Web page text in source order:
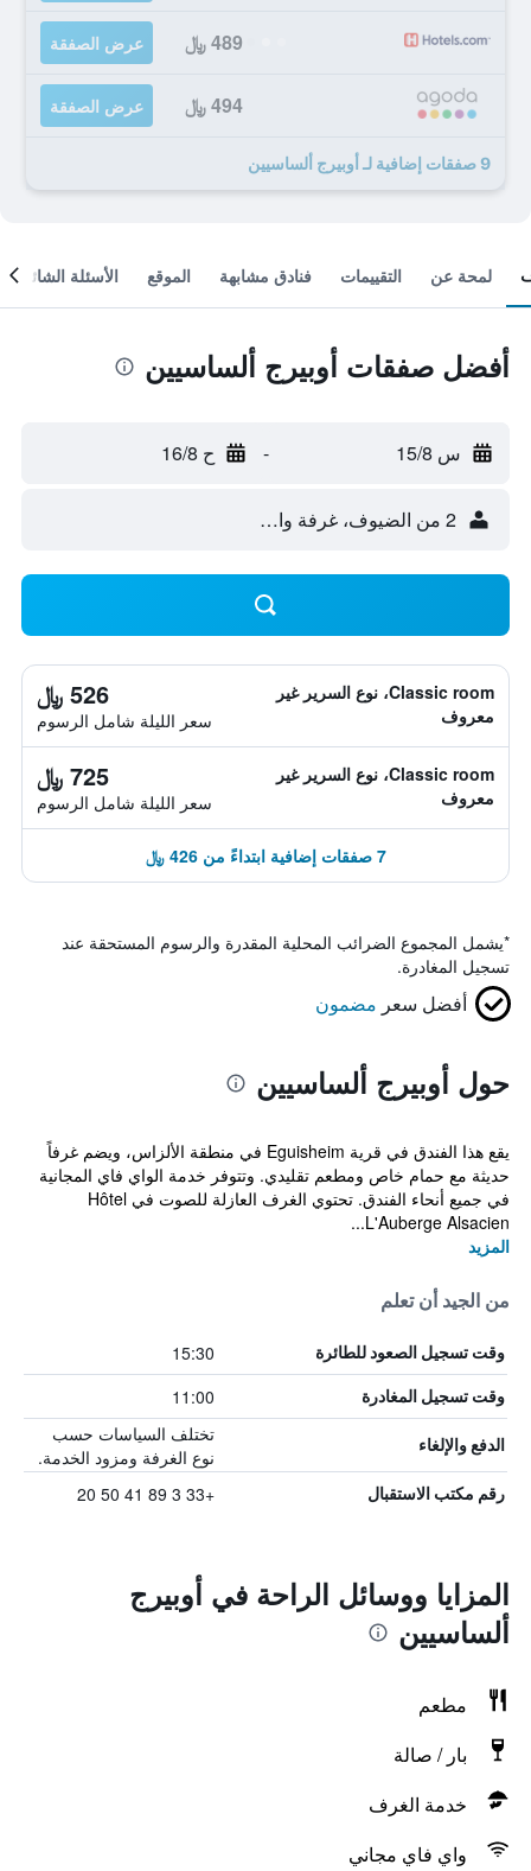
489 ﷼ عرض الصفقة
494 ﷼ عرض الصفقة
9 صفقات إضافية لـ أوبيرج ألساسيين
لمحة عن التقييمات فنادق مشابهة الموقع الأسئلة الشائعة
أفضل صفقات أوبيرج ألساسيين
س 15/8 - ح 16/8
2 من الضيوف، غرفة واحدة
Classic room، نوع السرير غير
معروف
526 ﷼
سعر الليلة شامل الرسوم
Classic room، نوع السرير غير
معروف
725 ﷼
سعر الليلة شامل الرسوم
7 صفقات إضافية ابتداءً من 426 ﷼
*يشمل المجموع الضرائب المحلية المقدرة والرسوم المستحقة عند
تسجيل المغادرة.
أفضل سعر مضمون
حول أوبيرج ألساسيين
يقع هذا الفندق في قرية Eguisheim في منطقة الألزاس، ويضم غرفاً
حديثة مع حمام خاص ومطعم تقليدي. وتتوفر خدمة الواي فاي المجانية
في جميع أنحاء الفندق. تحتوي الغرف العازلة للصوت في Hôtel
L'Auberge Alsacien...
المزيد
من الجيد أن تعلم
وقت تسجيل الصعود للطائرة 15:30
وقت تسجيل المغادرة 11:00
الدفع والإلغاء
تختلف السياسات حسب
نوع الغرفة ومزود الخدمة.
رقم مكتب الاستقبال +33 3 89 41 50 20
المزايا ووسائل الراحة في أوبيرج
ألساسيين
مطعم
بار / صالة
خدمة الغرف
واي فاي مجاني